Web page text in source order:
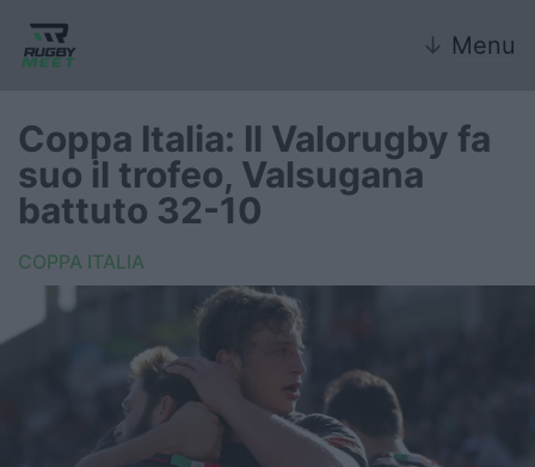
↓ Menu
Nazionale
Nazionali giovanili
Rugby Sevens
Internazionale
Coppa Italia: Il Valorugby fa
suo il trofeo, Valsugana
battuto 32-10
COPPA ITALIA